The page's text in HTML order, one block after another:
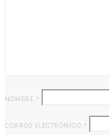
NOMBRE *
CORREO ELECTRÓNICO *